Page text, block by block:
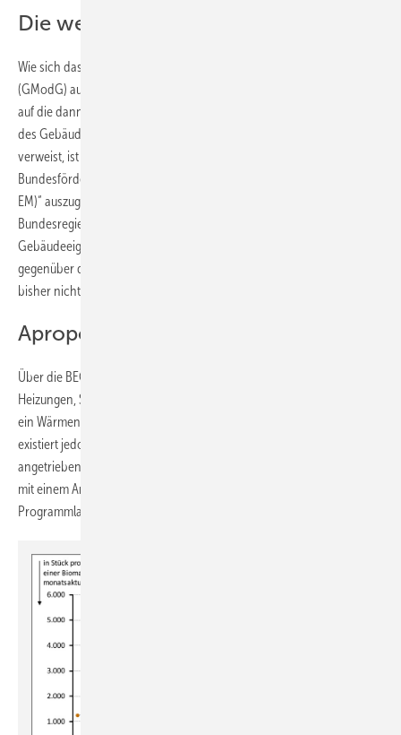
Die weitere Entwicklung ist offen
Wie sich das Inkrafttreten des Gebäudemodernisierungsgesetzes
(GModG) auswirkt, ist zurzeit offen. Da die Förderrichtlinie punktuell
auf die dann überschriebenen heizungstechnischen Anforderungen
des Gebäudeenergiegesetz und ebendieses als Rechtsgrundlage
verweist, ist mindestens von einer Anpassung der „Richtlinie für die
Bundesförderung für effiziente Gebäude – Einzelmaßnahmen (BEG
EM)“ auszugehen. Es wird dann an der Kommunikation der
Bundesregierung liegen, wie nervös der Markt und die
Gebäudeeigentümer reagieren. Dass sich die Förderkonditionen
gegenüber dem Status quo grundlegend verbessern könnten, wurde
bisher nicht diskutiert …
Apropos Kommunikation …
Über die BEG-EM-Heizungsförderung werden (u. a.) auch Biomasse-
Heizungen, Solarthermie sowie Anschlüsse an ein Gebäudenetz und
ein Wärmenetz gefördert. Reibung im politischen Rampenlicht
existiert jedoch fast ausschließlich beim Fördergegenstand „elektrisch
angetriebene Wärmepumpen“. Sie dominieren bei den Förderzusagen
mit einem Anteil von zuletzt rund 90 % und während der
Programmlaufzeit von etwa 84 %.